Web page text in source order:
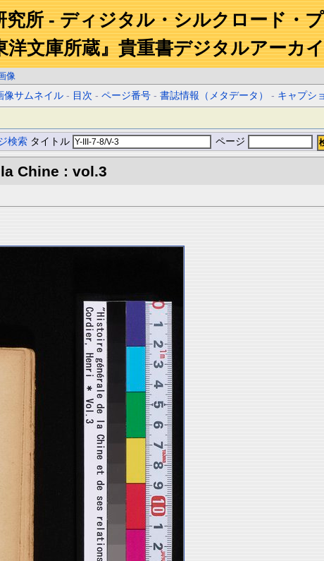
究所 - ディジタル・シルクロード・
洋文庫所蔵』貴重書デジタルアーカ
像
像サムネイル - 目次 -ページ番号 -書誌情報（メタデータ） - キャプシ
検索 タイトル ページ
Chine : vol.3